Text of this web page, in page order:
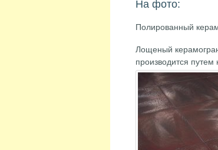
На фото:
Полированный
Лощеный
производится